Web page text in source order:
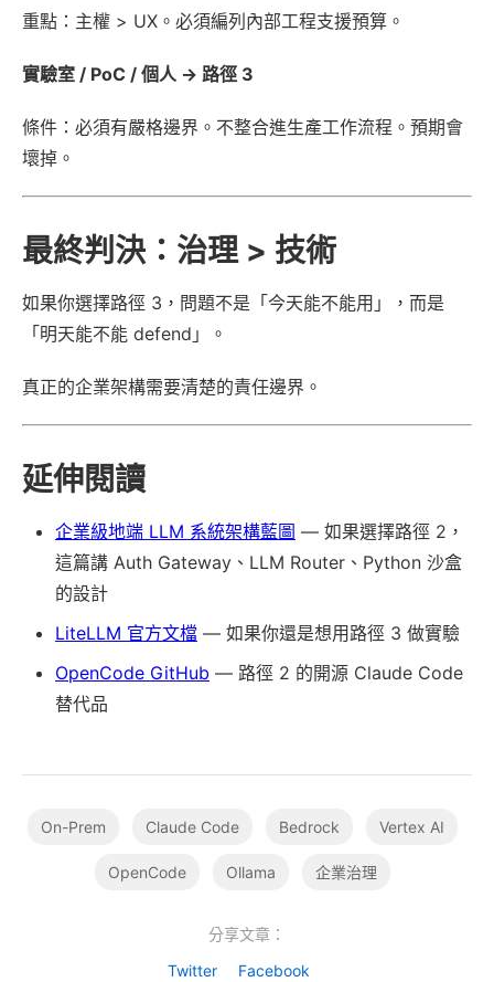
重點：主權 > UX。必須編列內部工程支援預算。
實驗室 / PoC / 個人 → 路徑 3
條件：必須有嚴格邊界。不整合進生產工作流程。預期會
壞掉。
最終判決：治理 > 技術
如果你選擇路徑 3，問題不是「今天能不能用」，而是
「明天能不能 defend」。
真正的企業架構需要清楚的責任邊界。
延伸閱讀
企業級地端 LLM 系統架構藍圖 — 如果選擇路徑 2，
這篇講 Auth Gateway、LLM Router、Python 沙盒
的設計
LiteLLM 官方文檔 — 如果你還是想用路徑 3 做實驗
OpenCode GitHub — 路徑 2 的開源 Claude Code
替代品
On-Prem Claude Code Bedrock Vertex AI
OpenCode Ollama 企業治理
分享文章：
Twitter
Facebook